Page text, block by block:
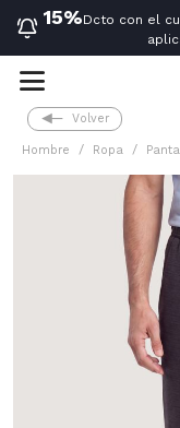
15%Dcto con el
Volver
Hombre Ropa